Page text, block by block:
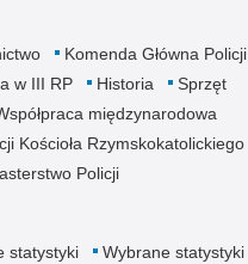
Komenda Główna Policji
w III RP Historia
Sprzęt
międzynarodowa
Kościoła Rzymskokatolickiego
Policji
statystyki
Wybrane statystyki